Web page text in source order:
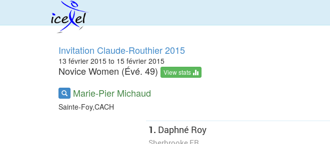
Invitation Claude-Routhier 2015
13 février 2015 to 15 février 2015
Novice Women (Évé. 49) View stats
Marie-Pier Michaud
Sainte-Foy,CACH
1. Daphné Roy